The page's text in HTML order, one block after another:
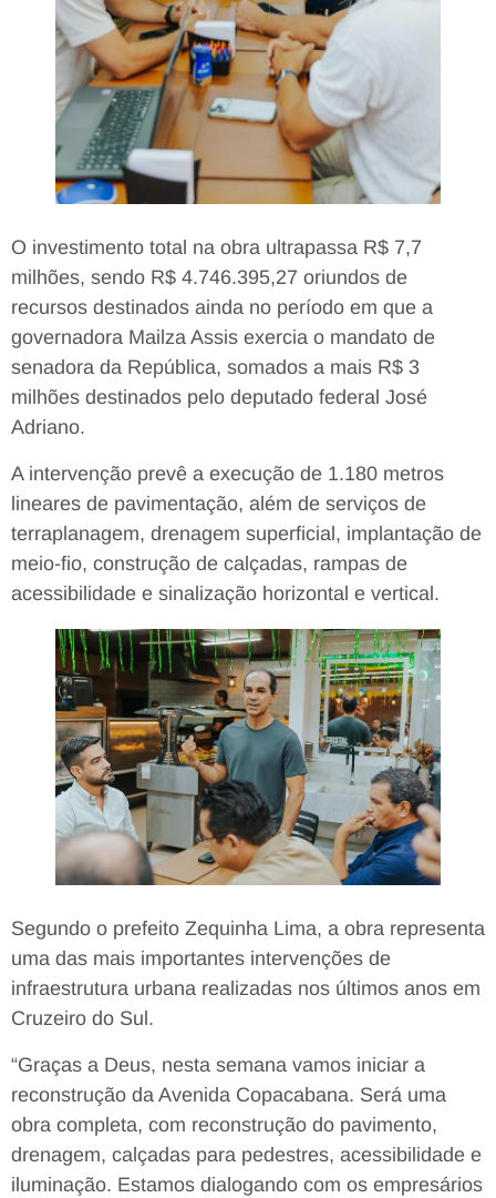
O investimento total na obra ultrapassa R$ 7,7
milhões, sendo R$ 4.746.395,27 oriundos de
recursos destinados ainda no período em que a
governadora Mailza Assis exercia o mandato de
senadora da República, somados a mais R$ 3
milhões destinados pelo deputado federal José
Adriano.
A intervenção prevê a execução de 1.180 metros
lineares de pavimentação, além de serviços de
terraplanagem, drenagem superficial, implantação de
meio-fio, construção de calçadas, rampas de
acessibilidade e sinalização horizontal e vertical.
Segundo o prefeito Zequinha Lima, a obra representa
uma das mais importantes intervenções de
infraestrutura urbana realizadas nos últimos anos em
Cruzeiro do Sul.
“Graças a Deus, nesta semana vamos iniciar a
reconstrução da Avenida Copacabana. Será uma
obra completa, com reconstrução do pavimento,
drenagem, calçadas para pedestres, acessibilidade e
iluminação. Estamos dialogando com os empresários